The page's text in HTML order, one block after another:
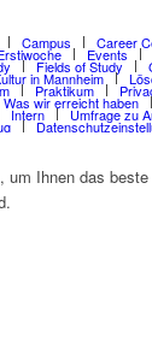
Campus Career
Events
Fields of Study
in Mannheim
Praktikum
Was wir erreicht haben
Intern Umfrage zu
um Ihnen das